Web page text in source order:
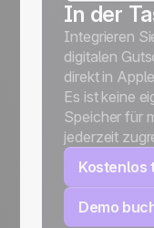
In der
Integrieren
digitalen
direkt in
Es ist keine
Speicher für
jederzeit
Kostenlos
Demo